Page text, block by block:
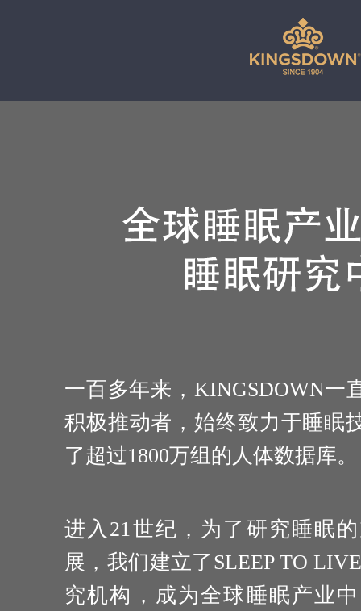
一百多年来，KINGSDOWN一
积极推动者，始终致力于睡眠
了超过1800万组的人体数据库。
进入21世纪，为了研究睡眠
展，我们建立了SLEEP TO
究机构，成为全球睡眠产业